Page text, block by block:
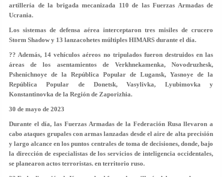
artillería de la brigada mecanizada 110 de las Fuerzas Armadas de
Ucrania.
Los sistemas de defensa aérea interceptaron tres misiles de crucero
Storm Shadow y 13 lanzacohetes múltiples HIMARS durante el día.
?? Además, 14 vehículos aéreos no tripulados fueron destruidos en las
áreas de los asentamientos de Verkhnekamenka, Novodruzhesk,
Pshenichnoye de la República Popular de Lugansk, Yasnoye de la
República Popular de Donetsk, Vasylivka, Lyubimovka y
Konstantinovka de la Región de Zaporizhia.
30 de mayo de 2023
Durante el día, las Fuerzas Armadas de la Federación Rusa llevaron a
cabo ataques grupales con armas lanzadas desde el aire de alta precisión
y largo alcance en los puntos centrales de toma de decisiones, donde, bajo
la dirección de especialistas de los servicios de inteligencia occidentales,
se planearon actos terroristas. en territorio ruso.